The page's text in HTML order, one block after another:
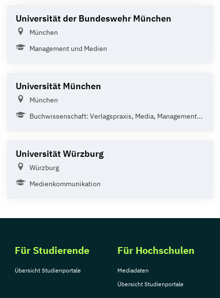
Universität der Bundeswehr München
München
Management und Medien
Universität München
München
Buchwissenschaft: Verlagspraxis, Media, Management...
Universität Würzburg
Würzburg
Medienkommunikation
Für Studierende
Übersicht Studienportale
Für Hochschulen
Mediadaten
Übersicht Studienportale